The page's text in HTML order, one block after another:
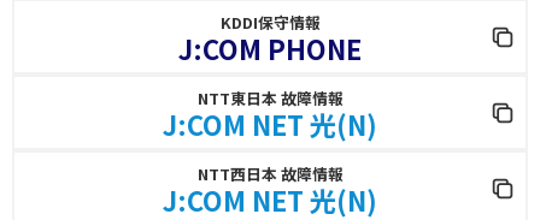
KDDI保守情報
J:COM PHONE
NTT東日本 故障情報
J:COM NET 光(N)
NTT西日本 故障情報
J:COM NET 光(N)